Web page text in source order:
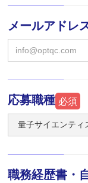
メールアドレ
応募職種 必須
職務経歴書・